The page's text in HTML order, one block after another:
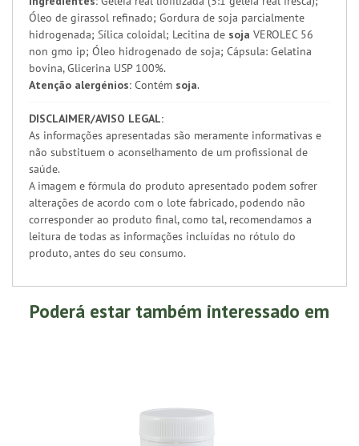
Óleo de girassol refinado; Gordura de soja parcialmente
hidrogenada; Sílica coloidal; Lecitina de soja VEROLEC 56
non gmo ip; Óleo hidrogenado de soja; Cápsula: Gelatina
bovina, Glicerina USP 100%.
Atenção alergénios: Contém soja.
DISCLAIMER/AVISO LEGAL:
As informações apresentadas são meramente informativas e
não substituem o aconselhamento de um profissional de
saúde.
A imagem e fórmula do produto apresentado podem sofrer
alterações de acordo com o lote fabricado, podendo não
corresponder ao produto final, como tal, recomendamos a
leitura de todas as informações incluídas no rótulo do
produto, antes do seu consumo.
Poderá estar também interessado em